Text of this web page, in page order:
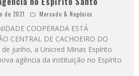
de 2021 Mercado & Negócios
COOPERADA ESTÁ
CENTRAL DE CACHOEIRO DO
junho, a Unicred Minas Espírito
agência da instituição no Espírito